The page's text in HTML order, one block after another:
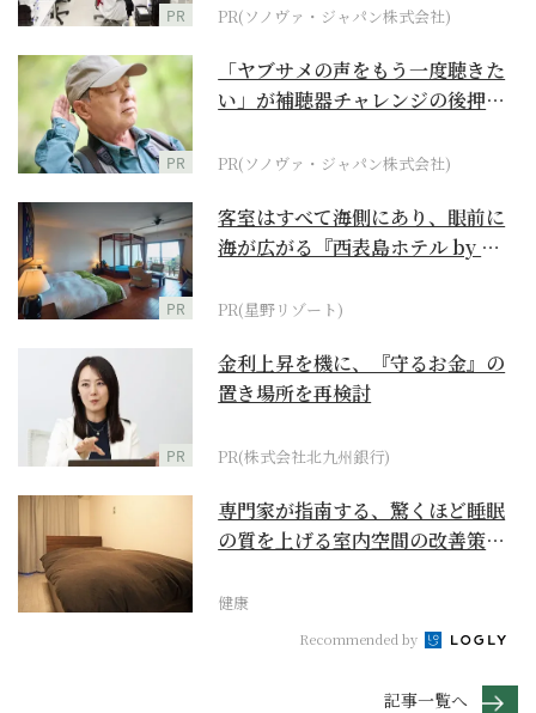
PR PR(ソノヴァ・ジャパン株式会社)
PR
「ヤブサメの声をもう一度聴きた
い」が補聴器チャレンジの後押し
PR(ソノヴァ・ジャパン株式会社)
PR
客室はすべて海側にあり、眼前に
海が広がる『西表島ホテル by 星
PR(星野リゾート)
PR
金利上昇を機に、『守るお金』の
置き場所を再検討
PR(株式会社北九州銀行)
専門家が指南する、驚くほど睡眠
の質を上げる室内空間の改善策と
健康
Recommended by
記事一覧へ